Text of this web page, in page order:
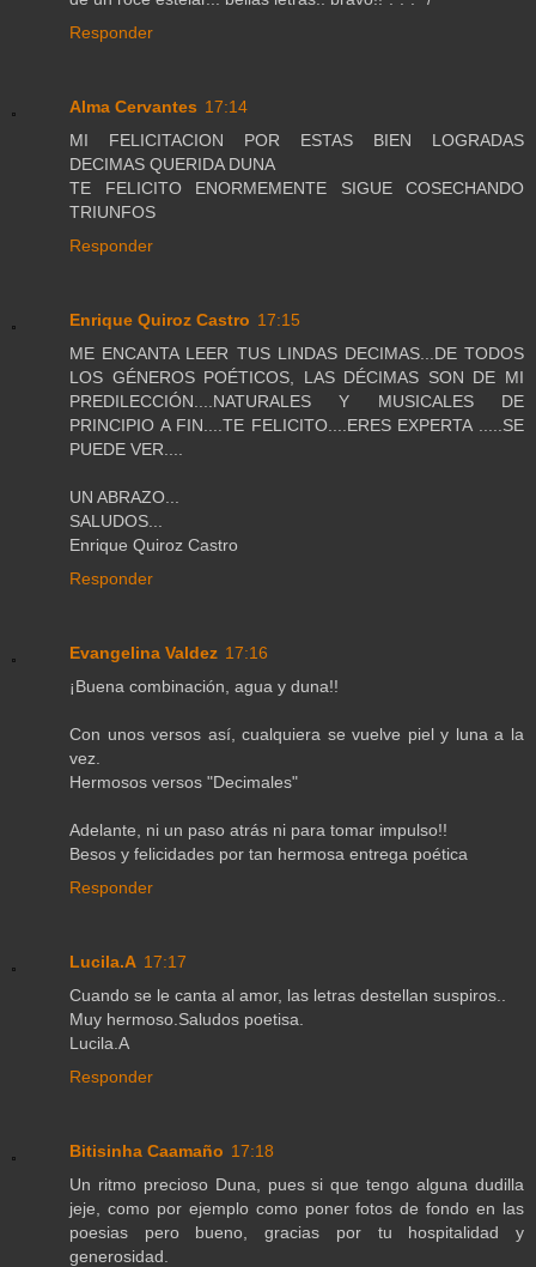
Responder
Alma Cervantes 17:14
MI FELICITACION POR ESTAS BIEN LOGRADAS
DECIMAS QUERIDA DUNA
TE FELICITO ENORMEMENTE SIGUE COSECHANDO
TRIUNFOS
Responder
Enrique Quiroz Castro 17:15
ME ENCANTA LEER TUS LINDAS DECIMAS...DE TODOS
LOS GÉNEROS POÉTICOS, LAS DÉCIMAS SON DE MI
PREDILECCIÓN....NATURALES Y MUSICALES DE
PRINCIPIO A FIN....TE FELICITO....ERES EXPERTA .....SE
PUEDE VER....
UN ABRAZO...
SALUDOS...
Enrique Quiroz Castro
Responder
Evangelina Valdez 17:16
¡Buena combinación, agua y duna!!
Con unos versos así, cualquiera se vuelve piel y luna a la
vez.
Hermosos versos "Decimales"
Adelante, ni un paso atrás ni para tomar impulso!!
Besos y felicidades por tan hermosa entrega poética
Responder
Lucila.A 17:17
Cuando se le canta al amor, las letras destellan suspiros..
Muy hermoso.Saludos poetisa.
Lucila.A
Responder
Bitisinha Caamaño 17:18
Un ritmo precioso Duna, pues si que tengo alguna dudilla
jeje, como por ejemplo como poner fotos de fondo en las
poesias pero bueno, gracias por tu hospitalidad y
generosidad.